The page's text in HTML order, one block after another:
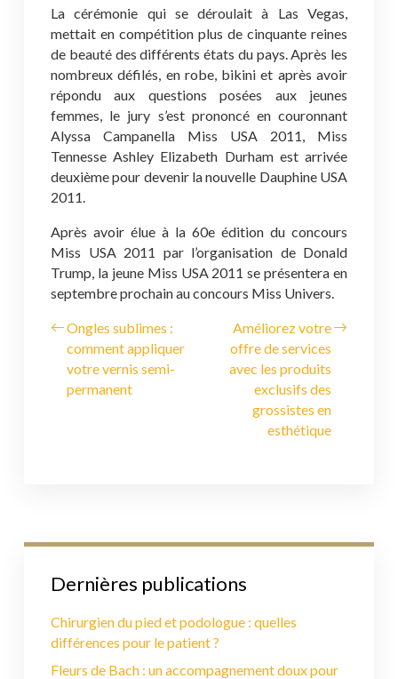
La cérémonie qui se déroulait à Las Vegas,
mettait en compétition plus de cinquante reines
de beauté des différents états du pays. Après les
nombreux défilés, en robe, bikini et après avoir
répondu aux questions posées aux jeunes
femmes, le jury s’est prononcé en couronnant
Alyssa Campanella Miss USA 2011, Miss
Tennesse Ashley Elizabeth Durham est arrivée
deuxième pour devenir la nouvelle Dauphine USA
2011.
Après avoir élue à la 60e édition du concours
Miss USA 2011 par l’organisation de Donald
Trump, la jeune Miss USA 2011 se présentera en
septembre prochain au concours Miss Univers.
Ongles sublimes :
comment appliquer
votre vernis semi-
permanent
Améliorez votre
offre de services
avec les produits
exclusifs des
grossistes en
esthétique
Dernières publications
Chirurgien du pied et podologue : quelles
différences pour le patient ?
Fleurs de Bach : un accompagnement doux pour